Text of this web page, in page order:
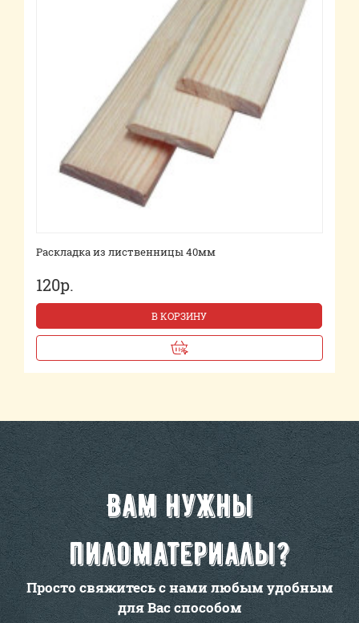
Раскладка из лиственницы 40мм
120р.
В КОРЗИНУ
Вам нужны
пиломатериалы?
Просто свяжитесь с нами любым удобным
для Вас способом